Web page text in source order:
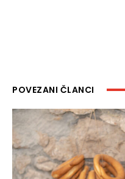
POVEZANI ČLANCI